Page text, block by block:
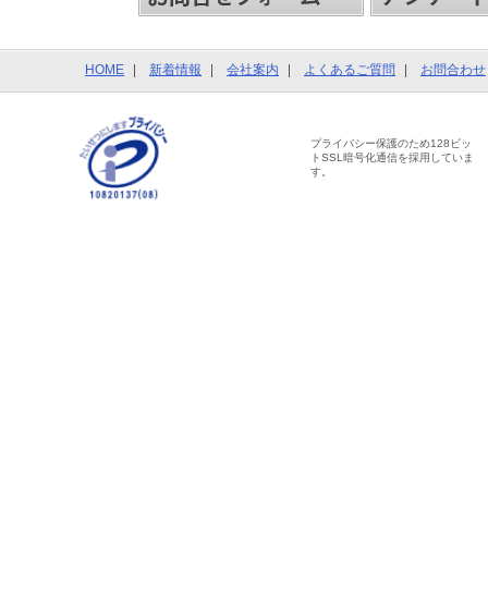
HOME 新着情報 会社案内 よくあるご質問 お問合わせ
プライバシー保護のため128ビッ
トSSL暗号化通信を採用していま
す。